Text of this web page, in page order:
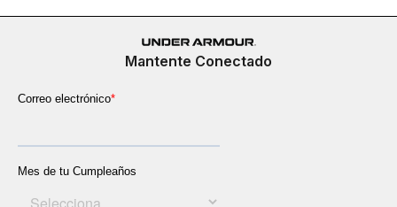
Mantente Conectado